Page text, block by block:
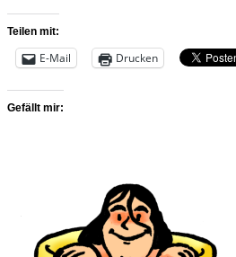
Teilen mit:
E-Mail Drucken
Gefällt mir: